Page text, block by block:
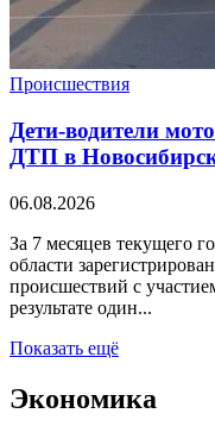
Происшествия
Дети-водители
ДТП в
06.08.2026
За 7 месяцев текущего
области
происшествий с
результате один...
Показать ещё
Экономика